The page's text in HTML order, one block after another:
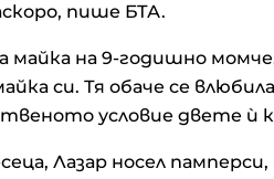
пише БТА.
на 9-годишно
си. Тя обаче се
условие двете
Лазар носел